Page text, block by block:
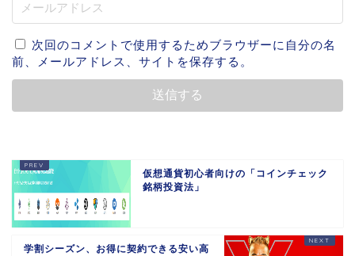
次回のコメントで使用するためブラウザーに自分の名
前、メールアドレス、サイトを保存する。
仮想通貨初心者向けの「コインチェック
銘柄投資法」
学割シーズン、お得に契約できる安い高